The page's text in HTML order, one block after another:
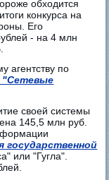
обходится
конкурса на
Его
- на 4 млн
агентству по
своей системы
145,5 млн руб.
государственной
или "Гугла".